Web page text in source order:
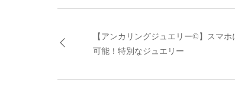
【アンカリングジュエリー©】スマホ
可能！特別なジュエリー